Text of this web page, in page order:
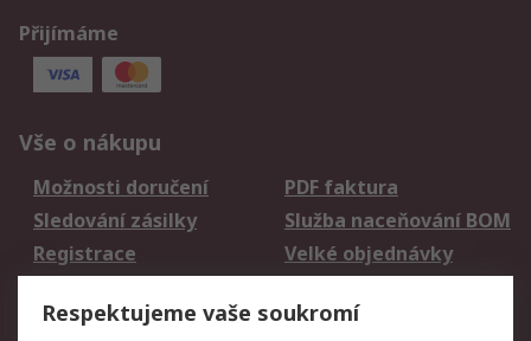
Přijímáme
Vše o nákupu
Možnosti doručení
PDF faktura
Sledování zásilky
Služba naceňování BOM
Registrace
Velké objednávky
Respektujeme vaše soukromí